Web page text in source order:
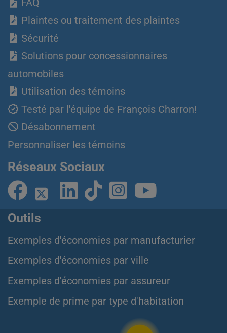
FAQ
Plaintes ou traitement des plaintes
Sécurité
Solutions pour concessionnaires
automobiles
Utilisation des témoins
Testé par l'équipe de François Charron!
Désabonnement
Personnaliser les témoins
Réseaux Sociaux
Outils
Exemples d'économies par manufacturier
Exemples d'économies par ville
Exemples d'économies par assureur
Exemple de prime par type d'habitation